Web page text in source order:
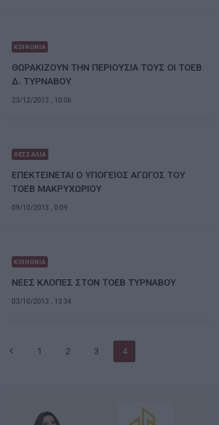
ΚΟΙΝΩΝΙΑ
ΘΩΡΑΚΙΖΟΥΝ ΤΗΝ ΠΕΡΙΟΥΣΙΑ ΤΟΥΣ ΟΙ ΤΟΕΒ
Δ. ΤΥΡΝΑΒΟΥ
23/12/2013 , 10:06
ΘΕΣΣΑΛΙΑ
ΕΠΕΚΤΕΙΝΕΤΑΙ Ο ΥΠΟΓΕΙΟΣ ΑΓΩΓΟΣ ΤΟΥ
ΤΟΕΒ ΜΑΚΡΥΧΩΡΙΟΥ
09/10/2013 , 0:09
ΚΟΙΝΩΝΙΑ
ΝΕΕΣ ΚΛΟΠΕΣ ΣΤΟΝ ΤΟΕΒ ΤΥΡΝΑΒΟΥ
03/10/2013 , 13:34
PagePrevious
1 2 3 4